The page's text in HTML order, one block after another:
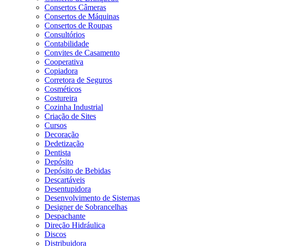
Consertos Câmeras
Consertos de Máquinas
Consertos de Roupas
Consultórios
Contabilidade
Convites de Casamento
Cooperativa
Copiadora
Corretora de Seguros
Cosméticos
Costureira
Cozinha Industrial
Criação de Sites
Cursos
Decoração
Dedetização
Dentista
Depósito
Depósito de Bebidas
Descartáveis
Desentupidora
Desenvolvimento de Sistemas
Designer de Sobrancelhas
Despachante
Direção Hidráulica
Discos
Distribuidora